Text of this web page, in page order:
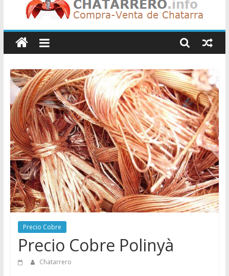
Chatarreros
–
Precio
de
Chatarra
Directorio
de
Chatarreros
para
vender
Chatarra
Precio Cobre
Precio Cobre Polinyà
Chatarrero